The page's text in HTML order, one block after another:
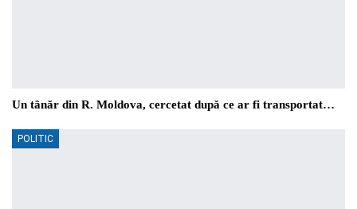
Un tânăr din R. Moldova, cercetat după ce ar fi transportat…
POLITIC